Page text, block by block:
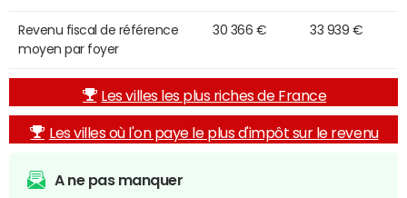
Revenu fiscal de référence
moyen par foyer
30 366 € 33 939 €
Les villes les plus riches de France
Les villes où l'on paye le plus d'impôt sur le revenu
A ne pas manquer